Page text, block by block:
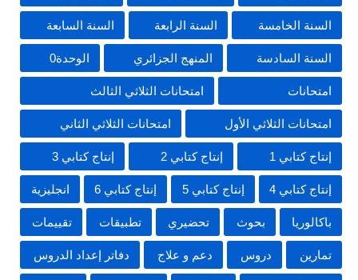
السنة الخامسة السنة الرابعة السنة السابعة
السنة السادسة المنهج الجزائري الوحدة0
امتحانات امتحانات الثلاثي الثالث
امتحانات الثلاثي الأول امتحانات الثلاثي الثاني
إنتاج كتابي 1 إنتاج كتابي 2 إنتاج كتابي 3
إنتاج كتابي 4 إنتاج كتابي 5 إنتاج كتابي 6 انجليزية
باكالوريا بحوث تحضيري تطبيقات تقييمات
تمارين دروس دعم و علاج دفاتر إعداد الدروس